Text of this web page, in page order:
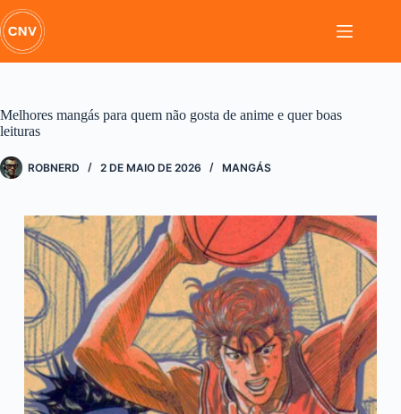
Pular
para
o
conteúdo
Melhores mangás para quem não gosta de anime e quer boas
leituras
ROBNERD 2 DE MAIO DE 2026 MANGÁS